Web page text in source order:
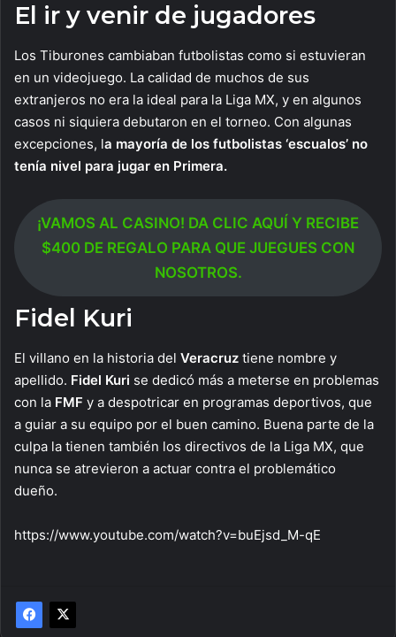
El ir y venir de jugadores
Los Tiburones cambiaban futbolistas como si estuvieran
en un videojuego. La calidad de muchos de sus
extranjeros no era la ideal para la Liga MX, y en algunos
casos ni siquiera debutaron en el torneo. Con algunas
excepciones, la mayoría de los futbolistas ‘escualos’ no
tenía nivel para jugar en Primera.
¡VAMOS AL CASINO! DA CLIC AQUÍ Y RECIBE
$400 DE REGALO PARA QUE JUEGUES CON
NOSOTROS.
Fidel Kuri
El villano en la historia del Veracruz tiene nombre y
apellido. Fidel Kuri se dedicó más a meterse en problemas
con la FMF y a despotricar en programas deportivos, que
a guiar a su equipo por el buen camino. Buena parte de la
culpa la tienen también los directivos de la Liga MX, que
nunca se atrevieron a actuar contra el problemático
dueño.
https://www.youtube.com/watch?v=buEjsd_M-qE